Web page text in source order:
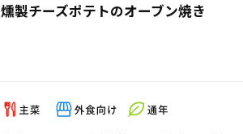
燻製チーズポテトのオーブン焼き